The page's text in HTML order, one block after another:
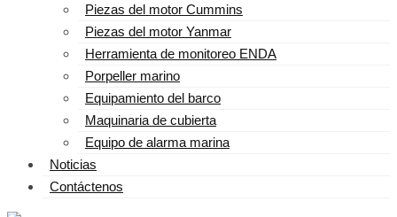
Piezas del motor Cummins
Piezas del motor Yanmar
Herramienta de monitoreo ENDA
Porpeller marino
Equipamiento del barco
Maquinaria de cubierta
Equipo de alarma marina
Noticias
Contáctenos